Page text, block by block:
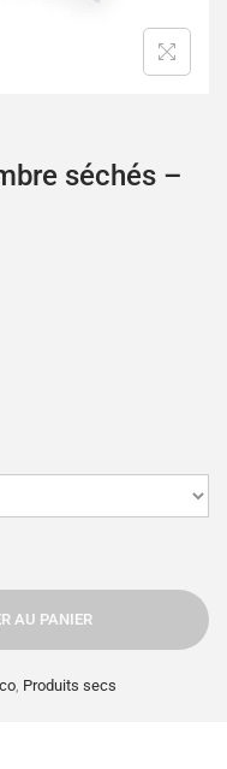
séchés –
AU PANIER
Produits secs